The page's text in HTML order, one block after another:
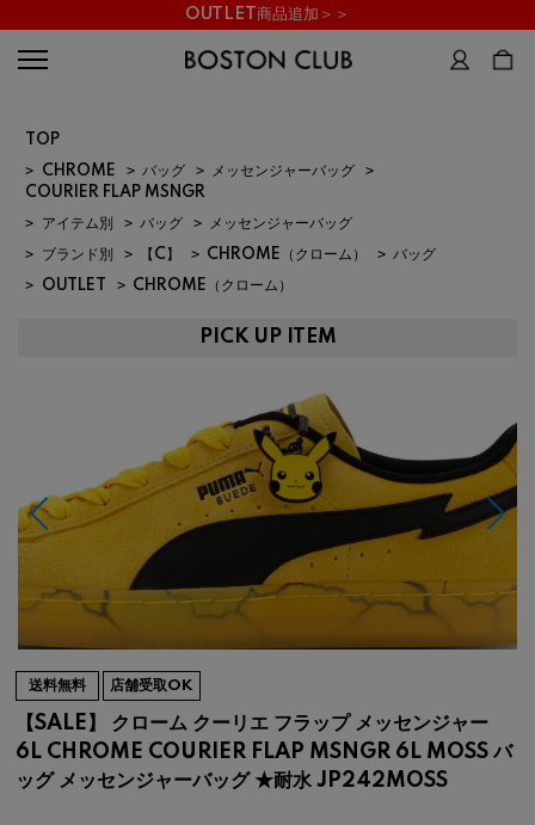
OUTLET商品追加＞＞
TOP
> CHROME > バッグ > メッセンジャーバッグ
>
COURIER FLAP MSNGR
> アイテム別 > バッグ > メッセンジャーバッグ
> ブランド別 > 【C】 > CHROME（クローム） > バッグ
> OUTLET > CHROME（クローム）
PICK UP ITEM
送料無料 店舗受取OK
【SALE】 クローム クーリエ フラップ メッセンジャー
6L CHROME COURIER FLAP MSNGR 6L MOSS バ
ッグ メッセンジャーバッグ ★耐水 JP242MOSS